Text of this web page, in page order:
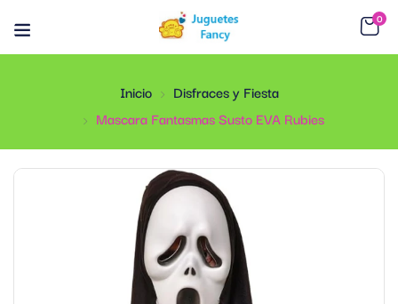
0
Inicio
Disfraces y Fiesta
Mascara Fantasmas Susto EVA Rubies